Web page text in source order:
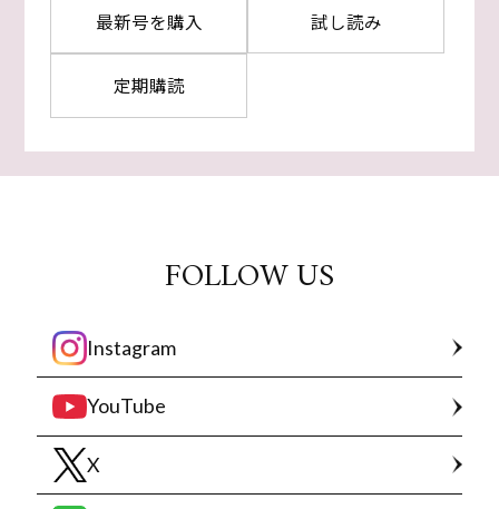
最新号を購入 試し読み
定期購読
FOLLOW US
Instagram
YouTube
X